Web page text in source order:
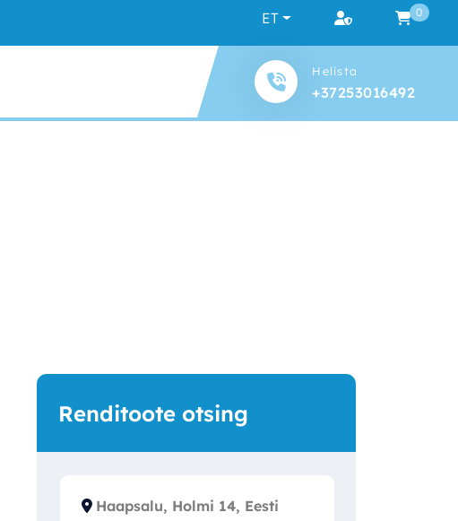
ET 0
Helista
+37253016492
Renditoote otsing